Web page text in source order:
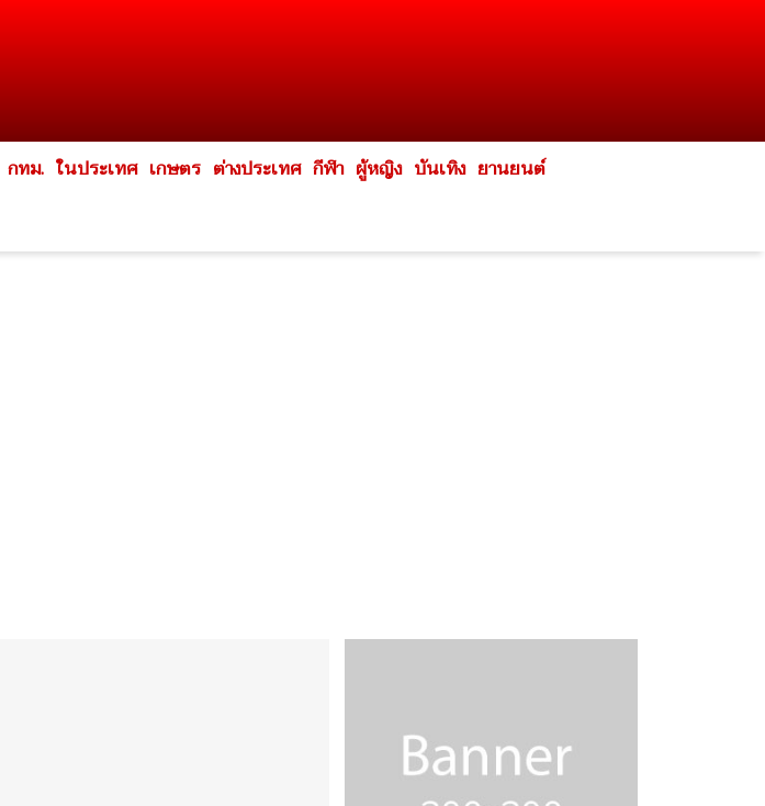
กทม. ในประเทศ เกษตร ต่างประเทศ กีฬา ผู้หญิง บันเทิง ยานยนต์